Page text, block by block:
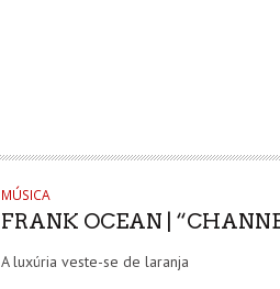
MÚSICA
FRANK OCEAN |
A luxúria veste-se de laranja
QUE VESTE